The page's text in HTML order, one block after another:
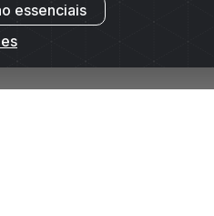
essenciais
- ROD AL 110, n° 1401 -